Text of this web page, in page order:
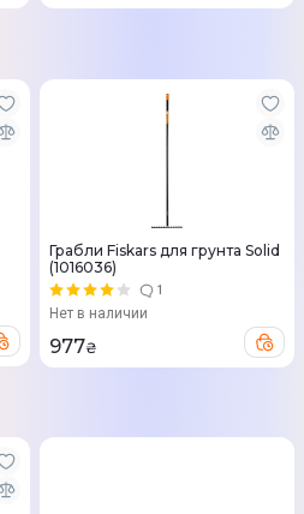
Грабли Fiskars для грунта Solid
(1016036)
1
Нет в наличии
977₴